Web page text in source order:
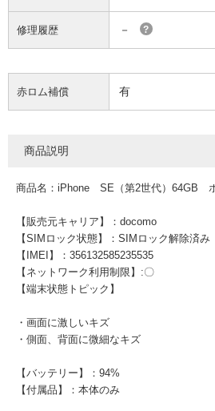
修理履歴 － ?
赤ロム補償 有
商品説明
商品名：iPhone SE（第2世代）64GB
【販売元キャリア】：docomo
【SIMロック状態】：SIMロック解除済み
【IMEI】：356132585235535
【ネットワーク利用制限】:〇
【端末状態トピック】
・画面に激しいキズ
・側面、背面に微細なキズ
【バッテリー】：94%
【付属品】：本体のみ